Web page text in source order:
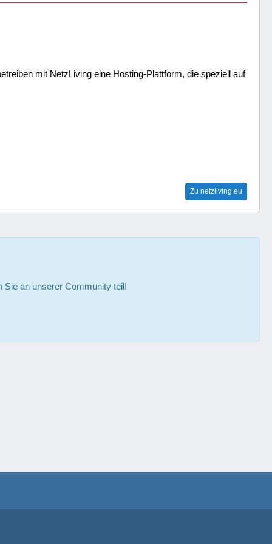
mit NetzLiving eine Hosting-Plattform, die speziell auf
Zu netzliving.eu
Sie an unserer Community teil!